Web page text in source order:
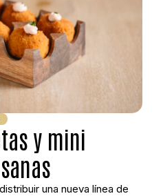
y mini
una nueva línea de